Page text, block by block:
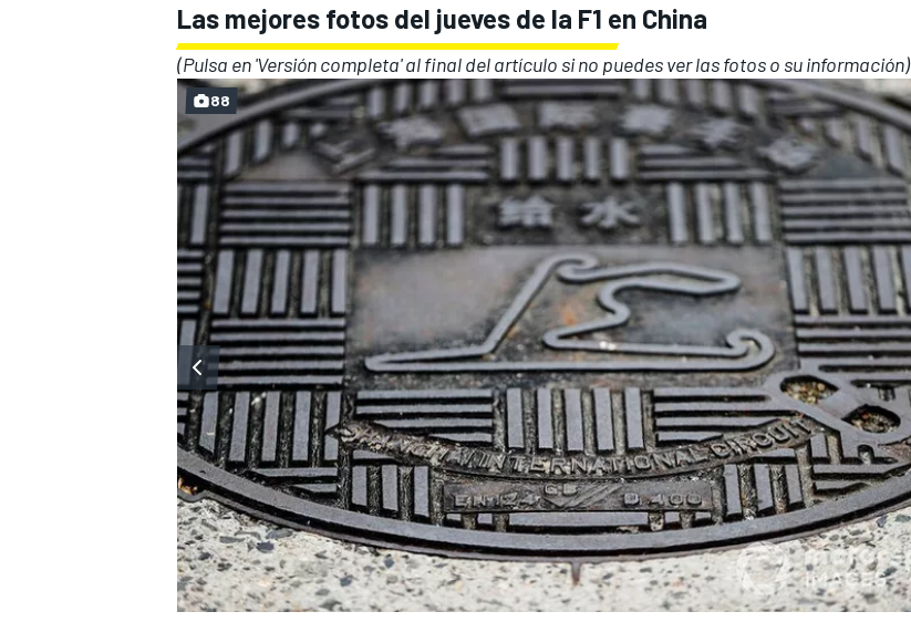
Las mejores fotos del jueves de la F1 en China
(Pulsa en 'Versión completa' al final del artículo si no puedes ver las fotos o su información)
88